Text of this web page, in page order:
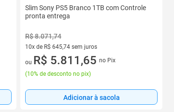
Slim Sony PS5 Branco 1TB com Controle
pronta entrega
R$ 8.071,74
10x de R$ 645,74 sem juros
10 vez de R$ 645,74 sem juros
ou R$ 5.811,65 no Pix
(10% de desconto no pix)
Adicionar à sacola